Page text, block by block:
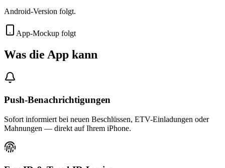
Android-Version folgt.
App-Mockup folgt
Was die App kann
Push-Benachrichtigungen
Sofort informiert bei neuen Beschlüssen, ETV-Einladungen oder
Mahnungen — direkt auf Ihrem iPhone.